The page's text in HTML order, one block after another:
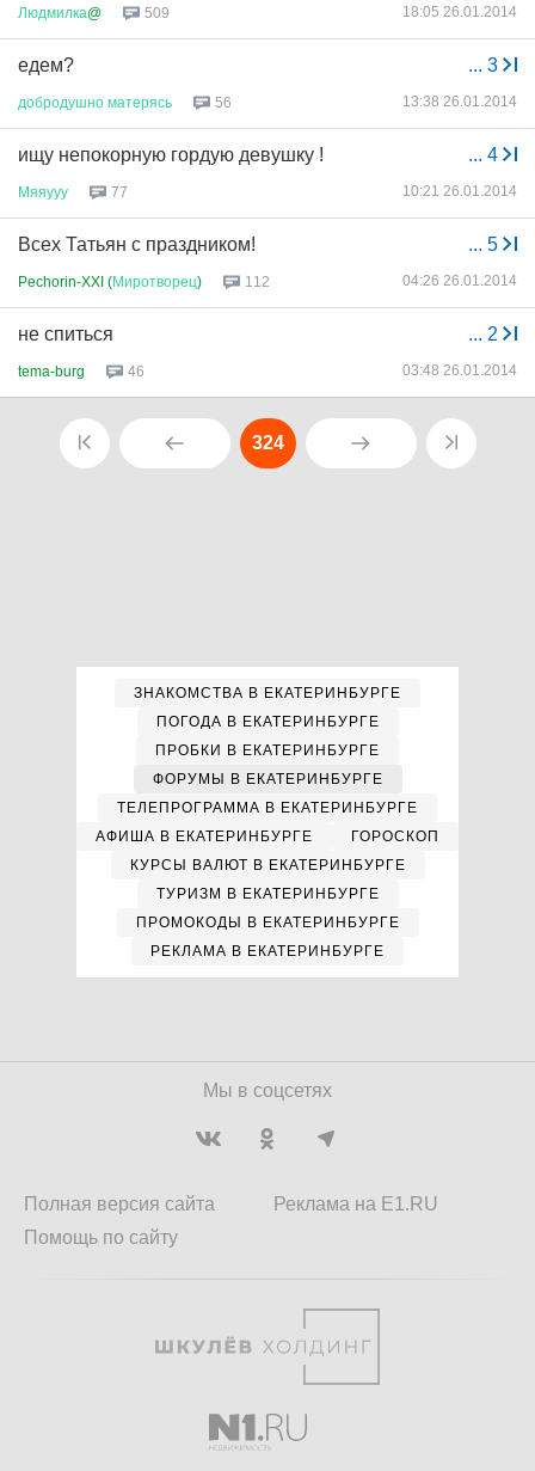
Людмилка@ 509 18:05 26.01.2014
... 3
едем?
добродушно матерясь 56 13:38 26.01.2014
... 4
ищу непокорную гордую девушку !
Мяяууу 77 10:21 26.01.2014
... 5
Всех Татьян с праздником!
Pechorin-XXI (Миротворец) 112 04:26 26.01.2014
... 2
не спиться
tema-burg 46 03:48 26.01.2014
324
ЗНАКОМСТВА В ЕКАТЕРИНБУРГЕ
ПОГОДА В ЕКАТЕРИНБУРГЕ
ПРОБКИ В ЕКАТЕРИНБУРГЕ
ФОРУМЫ В ЕКАТЕРИНБУРГЕ
ТЕЛЕПРОГРАММА В ЕКАТЕРИНБУРГЕ
АФИША В ЕКАТЕРИНБУРГЕ
ГОРОСКОП
КУРСЫ ВАЛЮТ В ЕКАТЕРИНБУРГЕ
ТУРИЗМ В ЕКАТЕРИНБУРГЕ
ПРОМОКОДЫ В ЕКАТЕРИНБУРГЕ
РЕКЛАМА В ЕКАТЕРИНБУРГЕ
Мы в соцсетях
Полная версия сайта
Помощь по сайту
Реклама на E1.RU